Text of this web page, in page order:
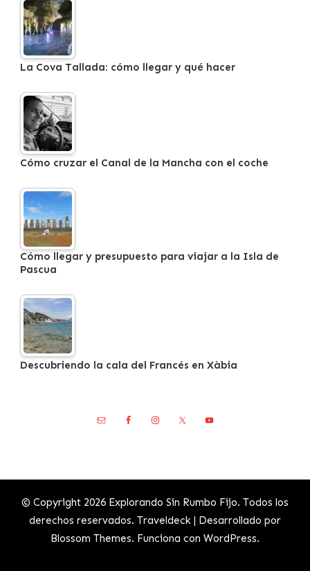
La Cova Tallada: cómo llegar y qué hacer
Cómo cruzar el Canal de la Mancha con el coche
Cómo llegar y presupuesto para viajar a la Isla de
Pascua
Descubriendo la cala del Francés en Xàbia
© Copyright 2026 Explorando Sin Rumbo Fijo. Todos los
derechos reservados. Traveldeck | Desarrollado por
Blossom Themes. Funciona con WordPress.